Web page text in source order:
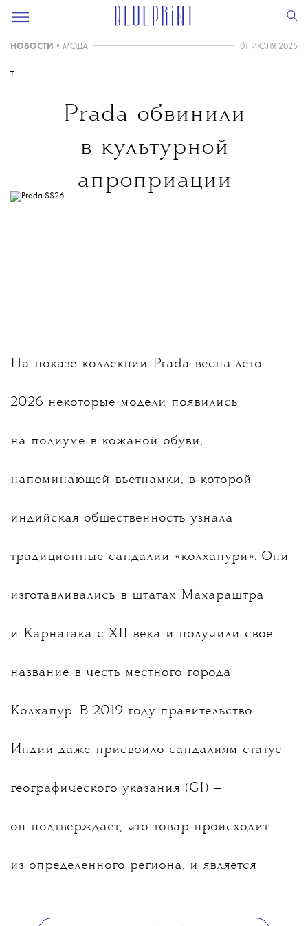
НОВОСТИ • МОДА 01 ИЮЛЯ 2025
T
Prada обвинили
в культурной
апроприации
На показе коллекции Prada весна-лето
2026 некоторые модели появились
на подиуме в кожаной обуви,
напоминающей вьетнамки, в которой
индийская общественность узнала
традиционные сандалии «колхапури». Они
изготавливались в штатах Махараштра
и Карнатака с XII века и получили свое
название в честь местного города
Колхапур. В 2019 году правительство
Индии даже присвоило сандалиям статус
географического указания (GI) —
он подтверждает, что товар происходит
из определенного региона, и является